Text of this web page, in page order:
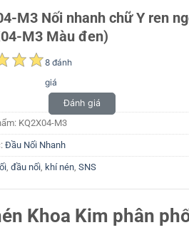
M3 Nối nhanh chữ Y ren
M3 Màu đen)
8 đánh
giá
Đánh giá
KQ2X04-M3
Đầu Nối Nhanh
, đầu nối, khí nén, SNS
Khoa Kim phân